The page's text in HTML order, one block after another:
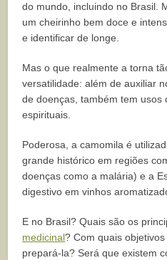
do mundo, incluindo no Brasil.
um cheirinho bem doce e
e identificar de longe.
Mas o que realmente a torna
versatilidade: além de auxiliar
de doenças, também tem usos
espirituais.
Poderosa, a camomila é
grande histórico em regiões
doenças como a malária) e a
digestivo em vinhos
E no Brasil? Quais são os
medicinal? Com quais
prepará-la? Será que existem